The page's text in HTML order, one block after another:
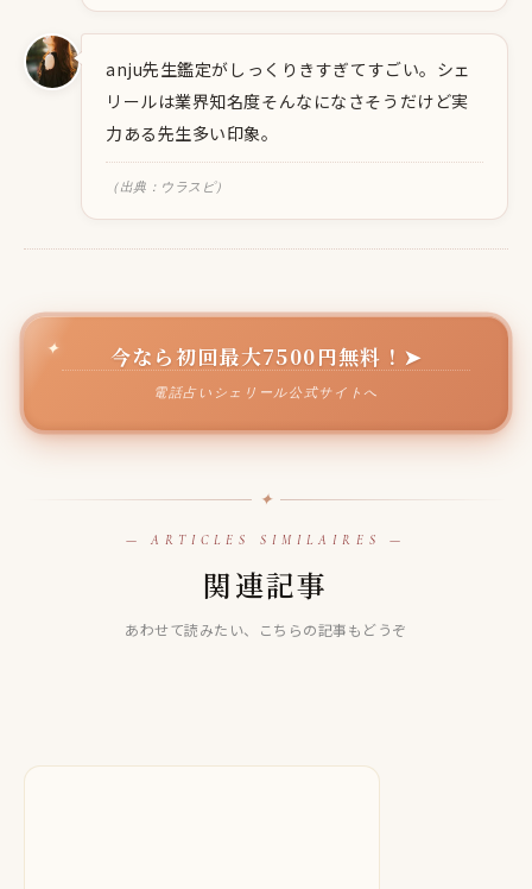
anju先生鑑定がしっくりきすぎてすごい。シェ
リールは業界知名度そんなになさそうだけど実
力ある先生多い印象。
（出典：ウラスピ）
今なら初回最大7500円無料！➤
電話占いシェリール公式サイトへ
✦
— ARTICLES SIMILAIRES —
関連記事
あわせて読みたい、こちらの記事もどうぞ
【LINE占い】一華ゆう（いちはなゆう）先生は当たる！？
【LINE占い】怜 美麗（れい みれい）先生は当たる！？当た
らない口コミ評判も徹底検証！
【LINE占い】ケイ・カンザキ先生は当たる！？当たらない